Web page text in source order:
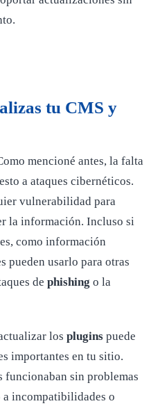
tu CMS y
mencioné antes, la falta
a ataques cibernéticos.
vulnerabilidad para
la información. Incluso si
como información
pueden usarlo para otras
de phishing o la
los plugins puede
importantes en tu sitio.
funcionaban sin problemas
a incompatibilidades o